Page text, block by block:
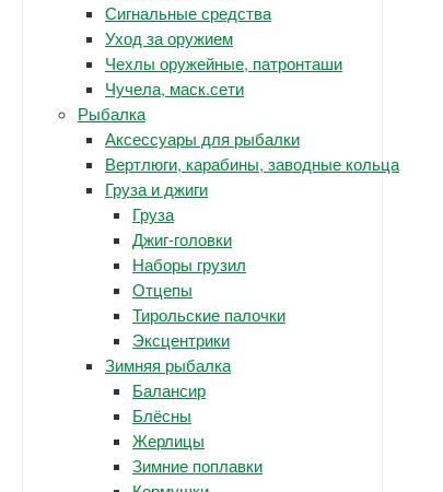
Сигнальные средства
Уход за оружием
Чехлы оружейные, патронташи
Чучела, маск.сети
Рыбалка
Аксессуары для рыбалки
Вертлюги, карабины, заводные кольца
Груза и джиги
Груза
Джиг-головки
Наборы грузил
Отцепы
Тирольские палочки
Эксцентрики
Зимняя рыбалка
Балансир
Блёсны
Жерлицы
Зимние поплавки